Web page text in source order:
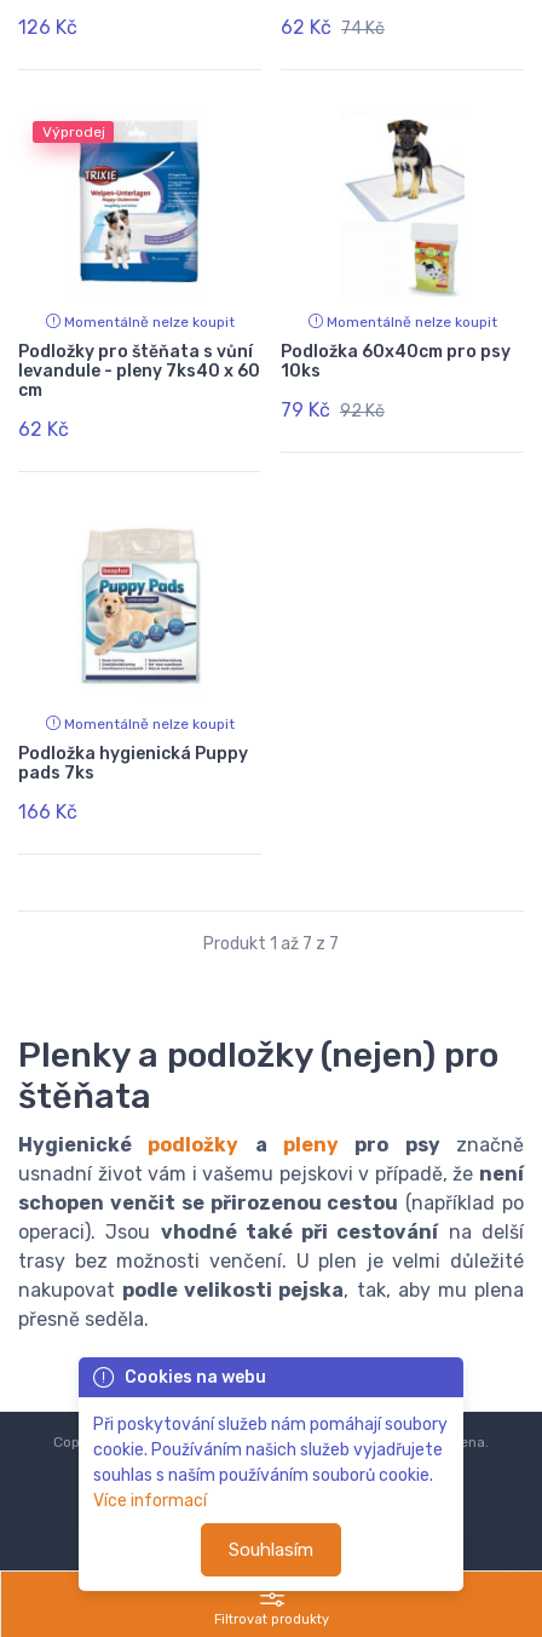
126 Kč 62 Kč 74 Kč
Výprodej
Momentálně nelze koupit
Podložky pro štěňata s vůní
levandule - pleny 7ks40 x 60
cm
62 Kč
Momentálně nelze koupit
Podložka 60x40cm pro psy
10ks
79 Kč 92 Kč
Momentálně nelze koupit
Podložka hygienická Puppy
pads 7ks
166 Kč
Produkt 1 až 7 z 7
Plenky a podložky (nejen) pro
štěňata
Hygienické podložky a pleny pro psy značně
usnadní život vám i vašemu pejskovi v případě, že není
schopen venčit se přirozenou cestou (například po
operaci). Jsou vhodné také při cestovánína delší
trasy bez možnosti venčení. U plen je velmi důležité
nakupovat podle velikosti pejska, tak, aby mu plena
přesně seděla.
Cookies na webu
Při poskytování služeb nám pomáhají soubory
cookie. Používáním našich služeb vyjadřujete
souhlas s naším používáním souborů cookie.
Více informací
Souhlasím
Copyright © 2018-2024ZoOo.cz®Všechna práva vyhrazena.
Filtrovat produkty